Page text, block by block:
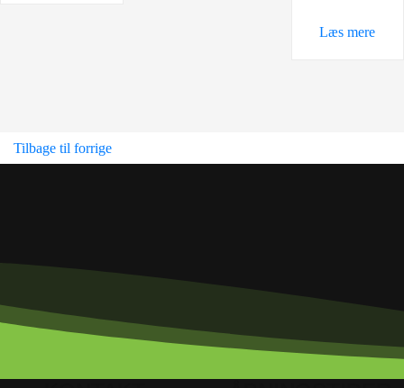
Læs mere
Tilbage til forrige